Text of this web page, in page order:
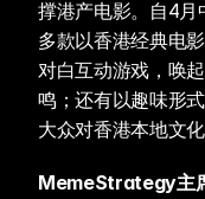
撑港产电影。自4月
多款以香港经典电
对白互动游戏，唤
鸣；还有以趣味形
大众对香港本地文
MemeStrategy主